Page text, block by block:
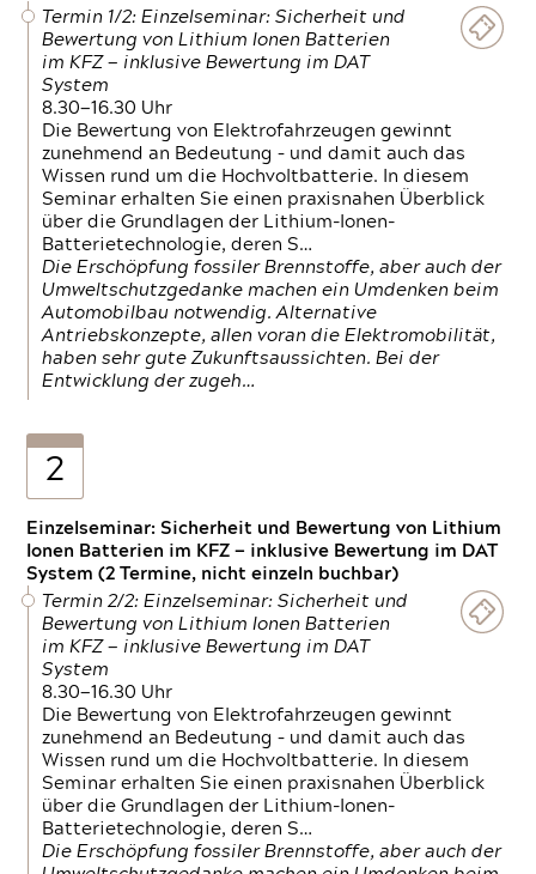
Termin 1/2: Einzelseminar: Sicherheit und
Bewertung von Lithium Ionen Batterien
im KFZ — inklusive Bewertung im DAT
System
8.30—16.30 Uhr
Die Bewertung von Elektrofahrzeugen gewinnt
zunehmend an Bedeutung – und damit auch das
Wissen rund um die Hochvoltbatterie. In diesem
Seminar erhalten Sie einen praxisnahen Überblick
über die Grundlagen der Lithium-Ionen-
Batterietechnologie, deren S…
Die Erschöpfung fossiler Brennstoffe, aber auch der
Umweltschutzgedanke machen ein Umdenken beim
Automobilbau notwendig. Alternative
Antriebskonzepte, allen voran die Elektromobilität,
haben sehr gute Zukunftsaussichten. Bei der
Entwicklung der zugeh…
2
Einzelseminar: Sicherheit und Bewertung von Lithium
Ionen Batterien im KFZ — inklusive Bewertung im DAT
System (2 Termine, nicht einzeln buchbar)
Termin 2/2: Einzelseminar: Sicherheit und
Bewertung von Lithium Ionen Batterien
im KFZ — inklusive Bewertung im DAT
System
8.30—16.30 Uhr
Die Bewertung von Elektrofahrzeugen gewinnt
zunehmend an Bedeutung – und damit auch das
Wissen rund um die Hochvoltbatterie. In diesem
Seminar erhalten Sie einen praxisnahen Überblick
über die Grundlagen der Lithium-Ionen-
Batterietechnologie, deren S…
Die Erschöpfung fossiler Brennstoffe, aber auch der